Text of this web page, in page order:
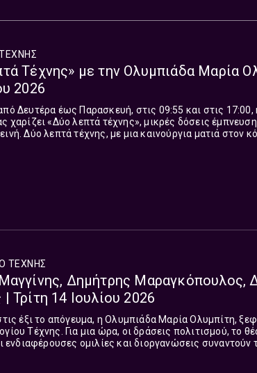
Τέχνης» με την Ολυμπιάδα Μαρία
2026
Δευτέρα έως Παρασκευή, στις 09:55 και στις
χαρίζει «Δύο λεπτά τέχνης», μικρές δόσεις
Δύο λεπτά τέχνης, με μια καινούργια ματιά στον
ΤΕΧΝΗΣ
Δημήτρης Μαραγκόπουλος,
Τρίτη 14 Ιουλίου 2026
έξι το απόγευμα, η Ολυμπιάδα Μαρία Ολυμπίτη,
Τέχνης. Για μια ώρα, οι δράσεις πολιτισμού, το
ενδιαφέρουσες ομιλίες και διοργανώσεις συναντούν
του ημερολόγιο ζωής.